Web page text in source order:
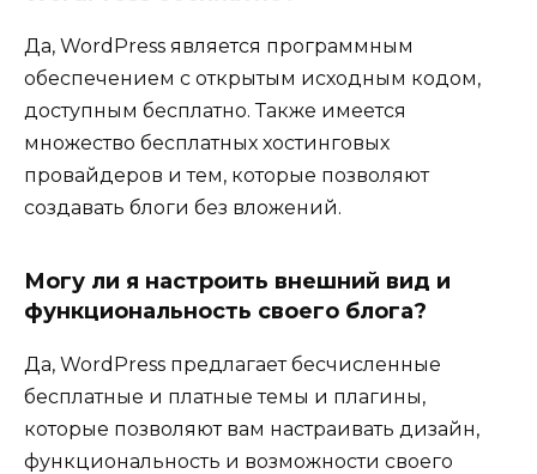
Да, WordPress является программным
обеспечением с открытым исходным кодом,
доступным бесплатно. Также имеется
множество бесплатных хостинговых
провайдеров и тем, которые позволяют
создавать блоги без вложений.
Могу ли я настроить внешний вид и
функциональность своего блога?
Да, WordPress предлагает бесчисленные
бесплатные и платные темы и плагины,
которые позволяют вам настраивать дизайн,
функциональность и возможности своего